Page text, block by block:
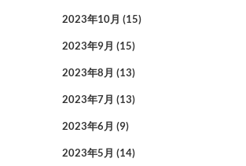
2023年10月 (15)
2023年9月 (15)
2023年8月 (13)
2023年7月 (13)
2023年6月 (9)
2023年5月 (14)